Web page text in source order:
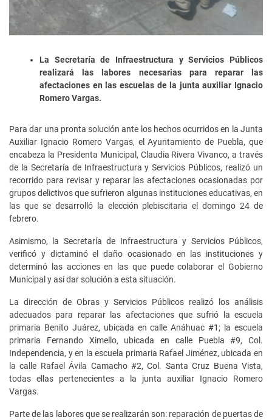
La Secretaría de Infraestructura y Servicios Públicos
realizará las labores necesarias para reparar las
afectaciones en las escuelas de la junta auxiliar Ignacio
Romero Vargas.
Para dar una pronta solución ante los hechos ocurridos en la Junta
Auxiliar Ignacio Romero Vargas, el Ayuntamiento de Puebla, que
encabeza la Presidenta Municipal, Claudia Rivera Vivanco, a través
de la Secretaría de Infraestructura y Servicios Públicos, realizó un
recorrido para revisar y reparar las afectaciones ocasionadas por
grupos delictivos que sufrieron algunas instituciones educativas, en
las que se desarrolló la elección plebiscitaria el domingo 24 de
febrero.
Asimismo, la Secretaría de Infraestructura y Servicios Públicos,
verificó y dictaminó el daño ocasionado en las instituciones y
determinó las acciones en las que puede colaborar el Gobierno
Municipal y así dar solución a esta situación.
La dirección de Obras y Servicios Públicos realizó los análisis
adecuados para reparar las afectaciones que sufrió la escuela
primaria Benito Juárez, ubicada en calle Anáhuac #1; la escuela
primaria Fernando Ximello, ubicada en calle Puebla #9, Col.
Independencia, y en la escuela primaria Rafael Jiménez, ubicada en
la calle Rafael Ávila Camacho #2, Col. Santa Cruz Buena Vista,
todas ellas pertenecientes a la junta auxiliar Ignacio Romero
Vargas.
Parte de las labores que se realizarán son: reparación de puertas de